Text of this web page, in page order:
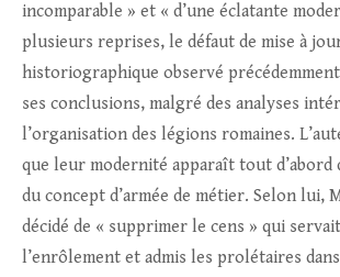
incomparable » et « d’une éclatante
plusieurs reprises, le défaut de mise à
historiographique observé
ses conclusions, malgré des analyses
l’organisation des légions romaines.
que leur modernité apparaît tout d’abord
du concept d’armée de métier. Selon lui,
décidé de « supprimer le cens » qui
l’enrôlement et admis les prolétaires